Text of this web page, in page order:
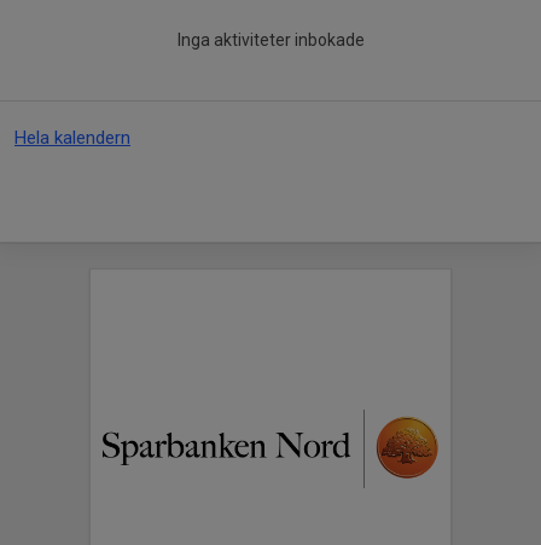
Inga aktiviteter inbokade
Hela kalendern